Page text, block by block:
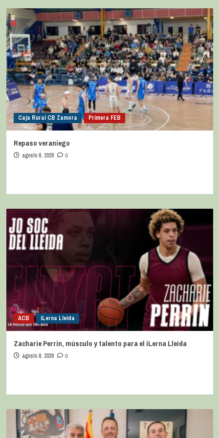
Caja Rural CB Zamora Primera FEB
Repaso veraniego
agosto 8, 2026 0
ACB iLerna Lleida
Zacharie Perrin, músculo y talento para el iLerna Lleida
agosto 8, 2026 0